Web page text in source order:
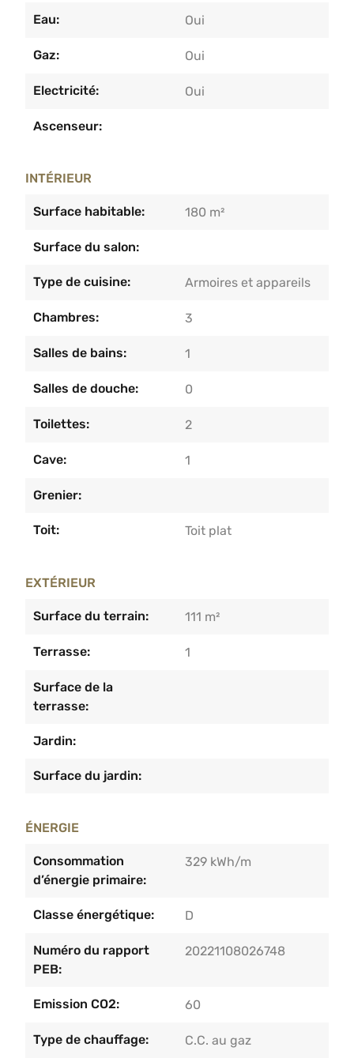
Eau: Oui
Gaz: Oui
Electricité: Oui
Ascenseur:
INTÉRIEUR
Surface habitable: 180 m²
Surface du salon:
Type de cuisine: Armoires et appareils
Chambres: 3
Salles de bains: 1
Salles de douche: 0
Toilettes: 2
Cave: 1
Grenier:
Toit: Toit plat
EXTÉRIEUR
Surface du terrain: 111 m²
Terrasse: 1
Surface de la
terrasse:
Jardin:
Surface du jardin:
ÉNERGIE
Consommation
d’énergie primaire:
329 kWh/m
Classe énergétique: D
Numéro du rapport
PEB:
20221108026748
Emission CO2: 60
Type de chauffage: C.C. au gaz